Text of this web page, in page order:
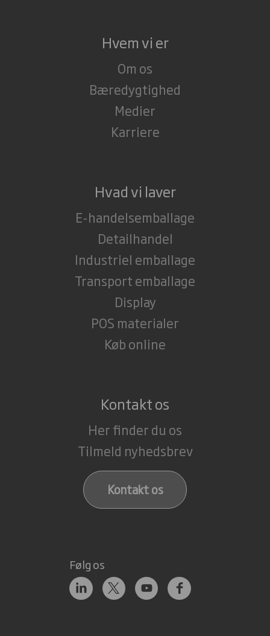
Hvem vi er
Om os
Bæredygtighed
Medier
Karriere
Hvad vi laver
E-handelsemballage
Detailhandel
Industriel emballage
Transport emballage
Display
POS materialer
Køb online
Kontakt os
Her finder du os
Tilmeld nyhedsbrev
Kontakt os
Følg os